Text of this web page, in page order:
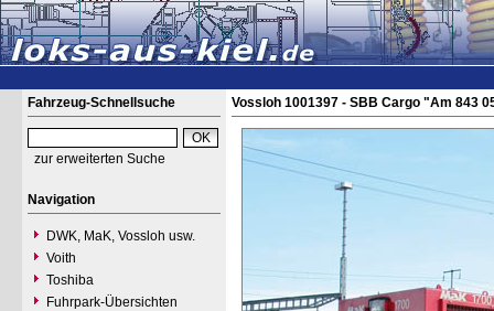
Fahrzeug-Schnellsuche
zur erweiterten Suche
Navigation
DWK, MaK, Vossloh usw.
Voith
Toshiba
Fuhrpark-Übersichten
Vossloh 1001397 - SBB Cargo "Am 843